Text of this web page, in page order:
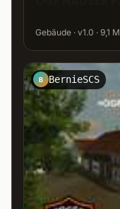
Gebäude · v1.0 · 9,1
B BernieSCS